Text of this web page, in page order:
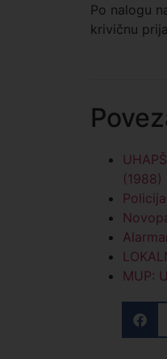
Po nalogu
krivičnu
(1988)
MUP: